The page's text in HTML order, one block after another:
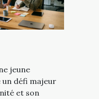
jeune
défi majeur
et son